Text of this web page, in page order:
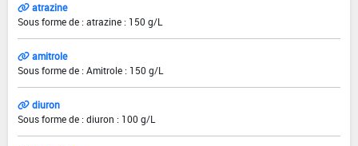
atrazine
Sous forme de : atrazine : 150 g/L
amitrole
Sous forme de : Amitrole : 150 g/L
diuron
Sous forme de : diuron : 100 g/L